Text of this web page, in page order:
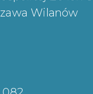
Wilanów